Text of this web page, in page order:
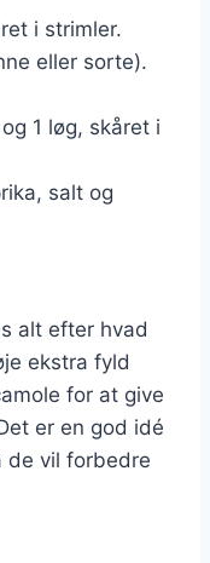
i strimler.
eller sorte).
1 løg, skåret i
salt og
alt efter hvad
ekstra fyld
for at give
er en god idé
de vil forbedre